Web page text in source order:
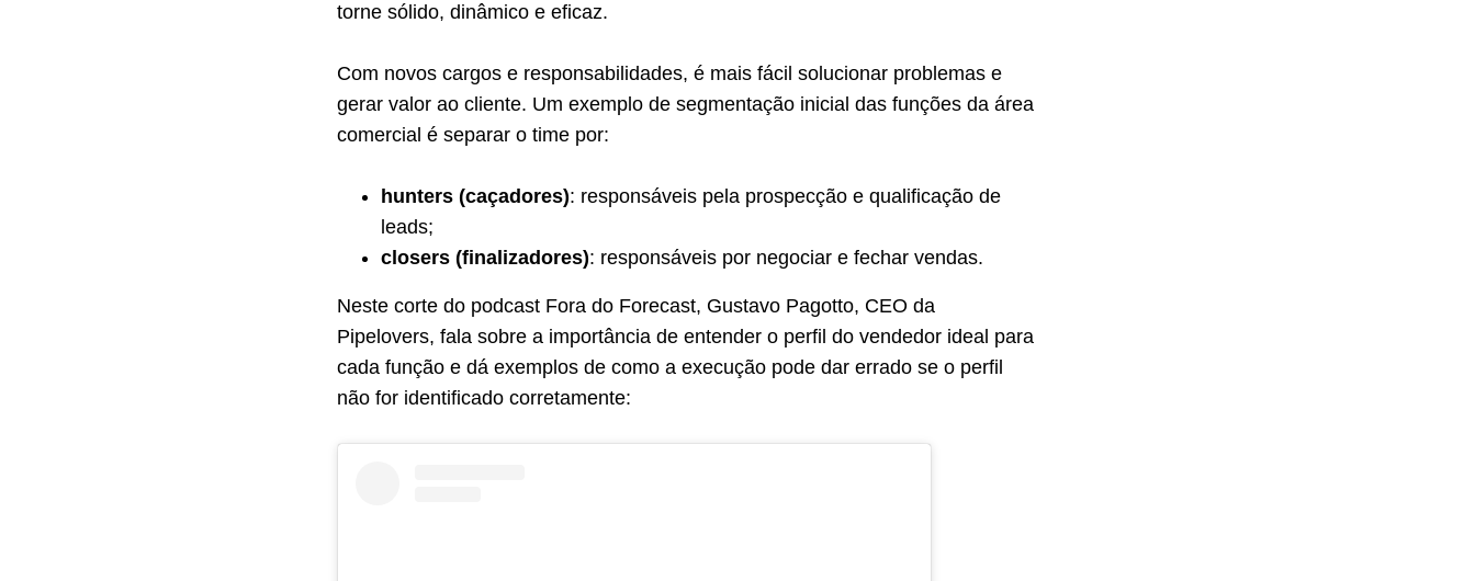
torne sólido, dinâmico e eficaz.
Com novos cargos e responsabilidades, é mais fácil solucionar problemas e
gerar valor ao cliente. Um exemplo de segmentação inicial das funções da área
comercial é separar o time por:
hunters (caçadores): responsáveis pela prospecção e qualificação de
leads;
closers (finalizadores): responsáveis por negociar e fechar vendas.
Neste corte do podcast Fora do Forecast, Gustavo Pagotto, CEO da
Pipelovers, fala sobre a importância de entender o perfil do vendedor ideal para
cada função e dá exemplos de como a execução pode dar errado se o perfil
não for identificado corretamente: